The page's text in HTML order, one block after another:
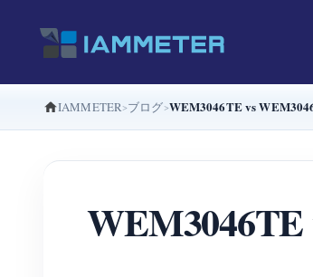
IAMMETER ブログ WEM3046TE vs